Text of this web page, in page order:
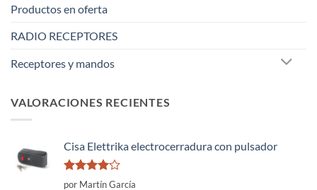
Productos en oferta
RADIO RECEPTORES
Receptores y mandos
VALORACIONES RECIENTES
Cisa Elettrika electrocerradura con pulsador
Valorado
por Martín García